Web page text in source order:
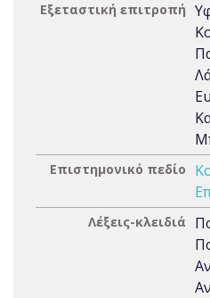
Εξεταστική επιτροπή
Επιστημονικό πεδίο
Λέξεις-κλειδιά